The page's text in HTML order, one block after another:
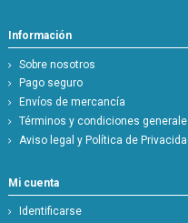
Información
Sobre nosotros
Pago seguro
Envíos de mercancía
Términos y condiciones
Aviso legal y Política de
Mi cuenta
Identificarse